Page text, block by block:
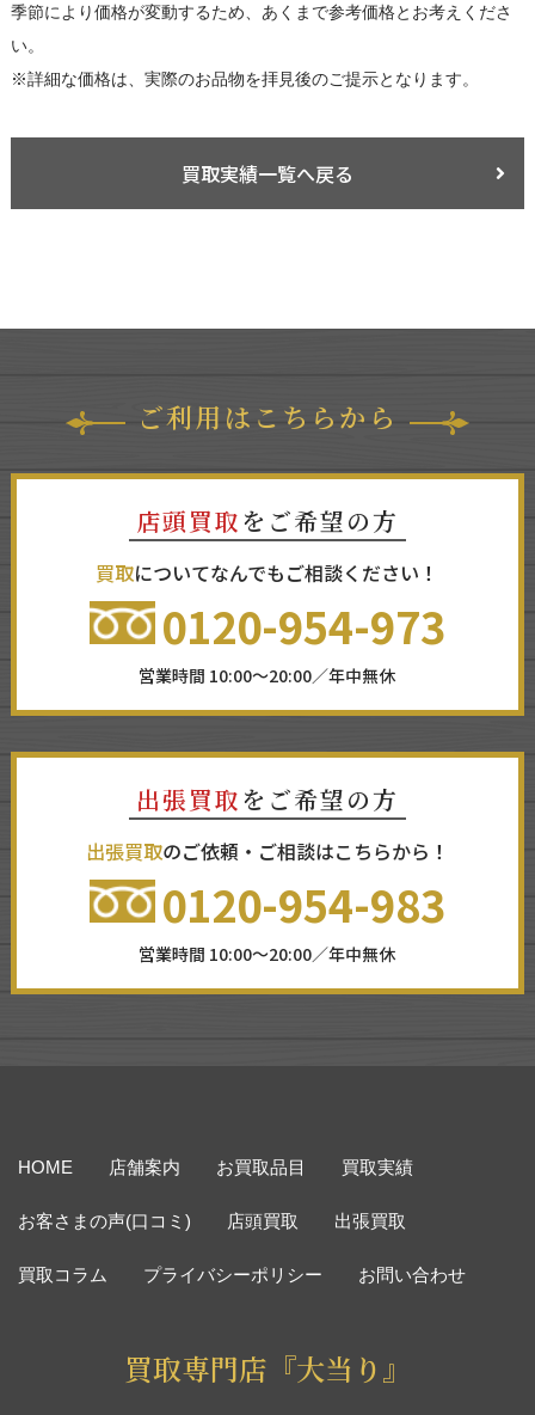
季節により価格が変動するため、あくまで参考価格とお考えくださ
い。
※詳細な価格は、実際のお品物を拝見後のご提示となります。
買取実績一覧へ戻る
ご利用はこちらから
店頭買取 をご希望の方
買取についてなんでもご相談ください！
0120-954-973
営業時間 10:00～20:00／年中無休
出張買取 をご希望の方
出張買取のご依頼・ご相談はこちらから！
0120-954-983
営業時間 10:00～20:00／年中無休
HOME 店舗案内 お買取品目 買取実績
お客さまの声(口コミ) 店頭買取 出張買取
買取コラム プライバシーポリシー お問い合わせ
買取専門店『大当り』